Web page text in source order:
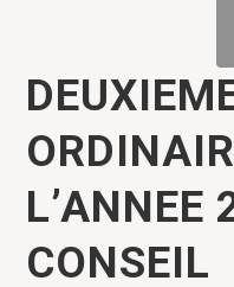
L’ANNEE
CONSEIL